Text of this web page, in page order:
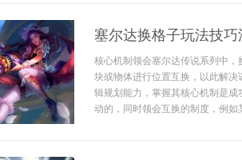
塞尔达换格子玩法技巧
核心机制领会塞尔达传说系列中
块或物体进行位置互换，以此解
辑规划能力，掌握其核心机制是
动的，同时领会互换的制度，例